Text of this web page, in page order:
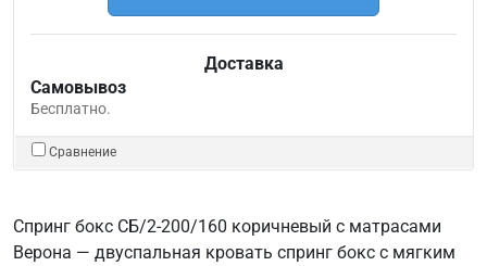
Доставка
Самовывоз
Бесплатно.
Сравнение
Спринг бокс СБ/2-200/160 коричневый с матрасами
Верона — двуспальная кровать спринг бокс с мягким